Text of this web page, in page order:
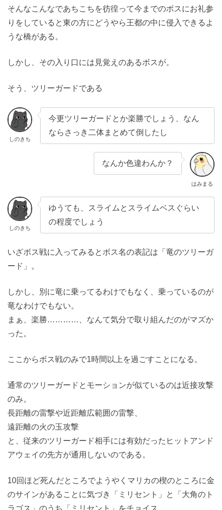
そんなこんなであちこちを彷徨って今までのボスにお礼参
りをしていると東の方にどうやら王都の中に侵入できるよ
うな橋がある。
しかし、その入り口には見覚えのあるボスが。
そう、ツリーガードである
しのきち
今更ツリーガードとか楽勝でしょう、なん
ならさっき二体まとめて倒したし
はみまる
なんか色違わんか？
しのきち
ゆうても、スライムとスライムベスぐらい
の程度でしょう
いざボス戦に入ってみるとボス名の表記は「竜のツリーガ
ード」。
しかし、別に竜に乗ってるわけでもなく、乗っているのが
竜なわけでもない。
まぁ、楽勝…………、なんて気分で取り組んだのがマズか
った。
ここからボス戦のみで1時間以上を過ごすことになる。
通常のツリーガードとモーションが似ているのは近接攻撃
のみ。
長距離の雷撃や近距離広範囲の雷撃、
遠距離の火の玉攻撃
と、従来のツリーガード相手には有効だったヒットアンド
アウェイの先方が通用しないのである。
10回ほど死んだところでようやくマリカの楔のところに金
のサインがあることに気づき「ミリセント」と「大角のト
ラゴス」のうち「ミリセント」をチョイス。